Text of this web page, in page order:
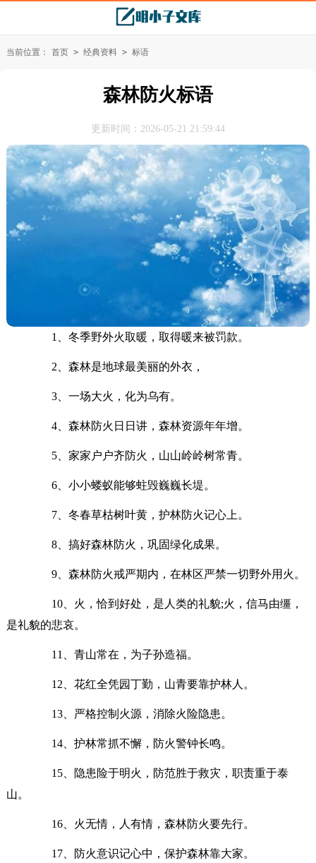
当前位置： 首页 > 经典资料 > 标语
森林防火标语
更新时间：2026-05-21 21:59:44
1、冬季野外火取暖，取得暖来被罚款。
2、森林是地球最美丽的外衣，
3、一场大火，化为乌有。
4、森林防火日日讲，森林资源年年增。
5、家家户户齐防火，山山岭岭树常青。
6、小小蝼蚁能够蛀毁巍巍长堤。
7、冬春草枯树叶黄，护林防火记心上。
8、搞好森林防火，巩固绿化成果。
9、森林防火戒严期内，在林区严禁一切野外用火。
10、火，恰到好处，是人类的礼貌;火，信马由缰，
是礼貌的悲哀。
11、青山常在，为子孙造福。
12、花红全凭园丁勤，山青要靠护林人。
13、严格控制火源，消除火险隐患。
14、护林常抓不懈，防火警钟长鸣。
15、隐患险于明火，防范胜于救灾，职责重于泰
山。
16、火无情，人有情，森林防火要先行。
17、防火意识记心中，保护森林靠大家。